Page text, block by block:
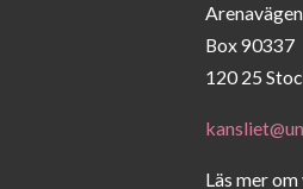
Box 90337
120 25
Läs mer om